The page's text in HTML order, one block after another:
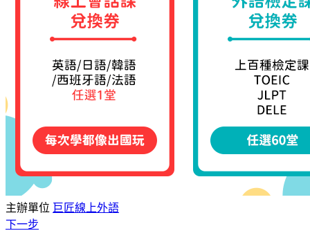
主辦單位 巨匠線上外語
下一步